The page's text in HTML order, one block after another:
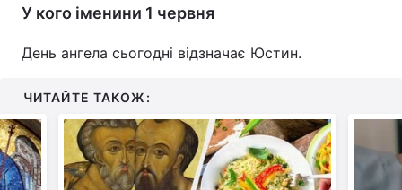
У кого іменини 1 червня
День ангела сьогодні відзначає Юстин.
ЧИТАЙТЕ ТАКОЖ: